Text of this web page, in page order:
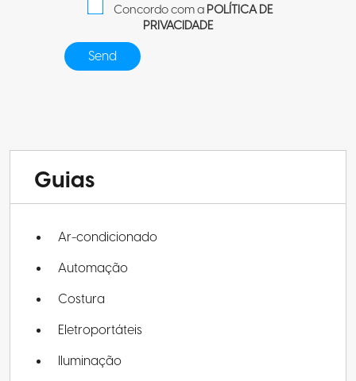
Concordo com aPOLÍTICA DE
PRIVACIDADE
Guias
Ar-condicionado
Automação
Costura
Eletroportáteis
Iluminação